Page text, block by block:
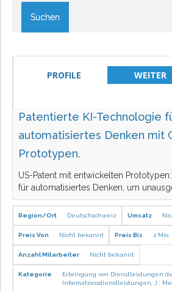
Suchen
PROFILE WEITER
Patentierte KI-Technologie
automatisiertes Denken mit
Prototypen.
US-Patent mit entwickelten
für automatisiertes Denken, um
Region/Ort Deutschschweiz Umsatz
Preis Von Nicht bekannt Preis Bis 2 Mio
Anzahl Mitarbeiter Nicht bekannt
Kategorie Erbringung von Dienstleistungen
Informationsdienstleistungen
J :